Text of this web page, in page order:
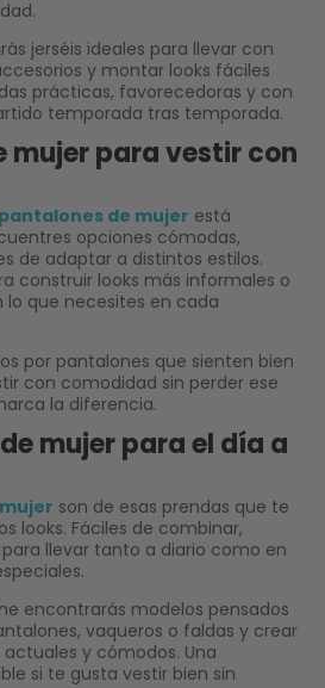
jerséis ideales para llevar con
y montar looks fáciles
prácticas, favorecedoras y con
temporada tras temporada.
mujer para vestir con
pantalones de mujer está
opciones cómodas,
de adaptar a distintos estilos.
construir looks más informales o
lo que necesites en cada
por pantalones que sienten bien
con comodidad sin perder ese
la diferencia.
mujer para el día a
son de esas prendas que te
looks. Fáciles de combinar,
llevar tanto a diario como en
encontrarás modelos pensados
vaqueros o faldas y crear
y cómodos. Una
si te gusta vestir bien sin